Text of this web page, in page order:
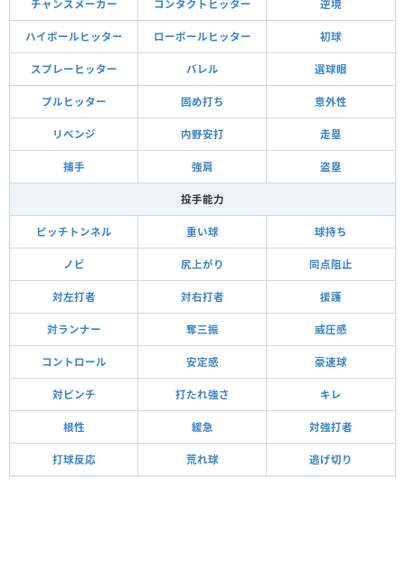
チャンスメーカー コンタクトヒッター 逆境
ハイボールヒッター ローボールヒッター 初球
スプレーヒッター バレル 選球眼
プルヒッター 固め打ち 意外性
リベンジ 内野安打 走塁
捕手 強肩 盗塁
投手能力
ピッチトンネル 重い球 球持ち
ノビ 尻上がり 同点阻止
対左打者 対右打者 援護
対ランナー 奪三振 威圧感
コントロール 安定感 豪速球
対ピンチ 打たれ強さ キレ
根性 緩急 対強打者
打球反応 荒れ球 逃げ切り